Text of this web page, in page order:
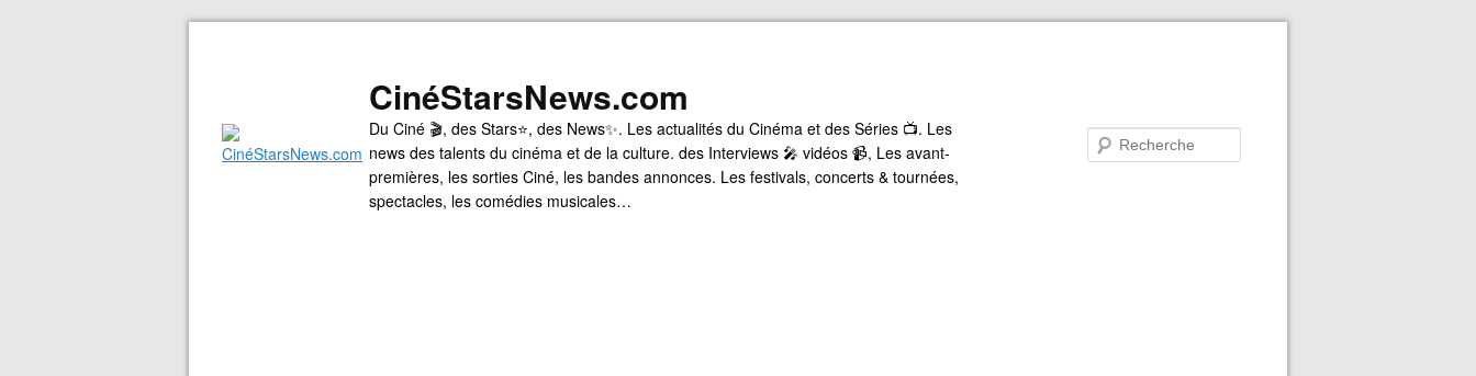
CinéStarsNews.com
Du Ciné 🎬, des Stars⭐, des News✨. Les actualités du Cinéma et des Séries 📺. Les
news des talents du cinéma et de la culture. des Interviews 🎤 vidéos 📹, Les avant-
premières, les sorties Ciné, les bandes annonces. Les festivals, concerts & tournées,
spectacles, les comédies musicales…